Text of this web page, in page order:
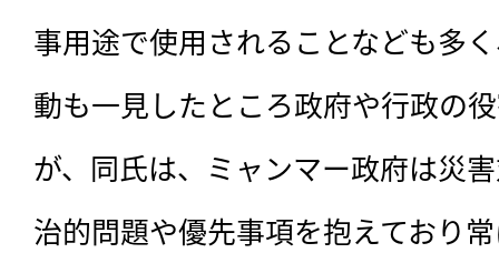
事用途で使用されることなども多
動も一見したところ政府や行政の
が、同氏は、ミャンマー政府は災
治的問題や優先事項を抱えており